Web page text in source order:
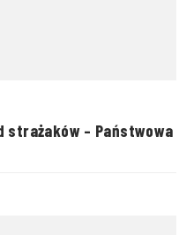
strażaków – Państwowa